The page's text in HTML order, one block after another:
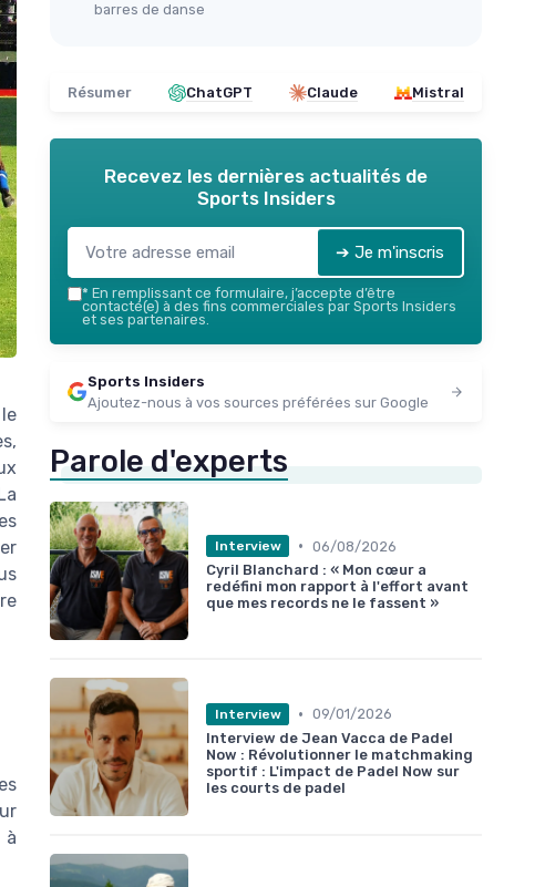
à
barres de danse
Résumer ChatGPT Claude Mistral
Recevez les dernières actualités de
Sports Insiders
➔ Je m'inscris
* En remplissant ce formulaire, j’accepte d’être
contacté(e) à des fins commerciales par Sports Insiders
et ses partenaires.
Sports Insiders
Ajoutez-nous à vos sources préférées sur Google
Parole d'experts
Interview • 06/08/2026
Cyril Blanchard : « Mon cœur a
redéfini mon rapport à l'effort avant
que mes records ne le fassent »
Interview • 09/01/2026
Interview de Jean Vacca de Padel
Now : Révolutionner le matchmaking
sportif : L'impact de Padel Now sur
les courts de padel